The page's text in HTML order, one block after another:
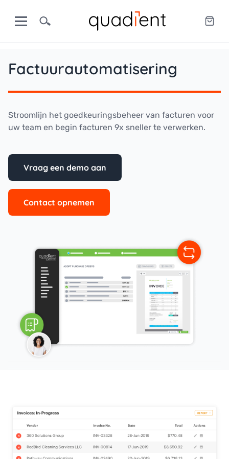
Factuurautomatisering
Stroomlijn het goedkeuringsbeheer van facturen voor
uw team en begin facturen 9x sneller te verwerken.
Vraag een demo aan
Contact opnemen